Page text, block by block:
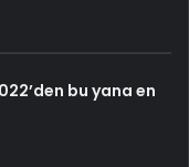
bu yana en